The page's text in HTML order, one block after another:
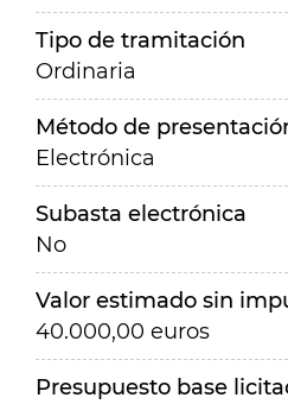
Tipo de tramitación
Ordinaria
Método de
Electrónica
Subasta electrónica
No
Valor estimado sin
40.000,00 euros
Presupuesto base